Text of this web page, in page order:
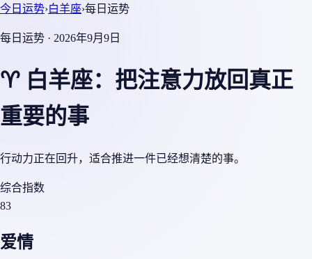
今日运势›白羊座›每日运势
每日运势 · 2026年9月9日
♈ 白羊座：把注意力放回真正
重要的事
行动力正在回升，适合推进一件已经想清楚的事。
综合指数
83
爱情